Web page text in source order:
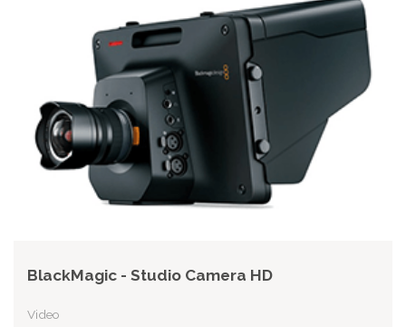
BlackMagic - Studio Camera HD
Video